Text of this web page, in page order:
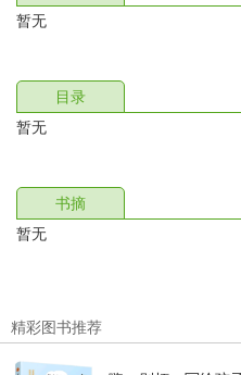
暂无
目录
暂无
书摘
暂无
精彩图书推荐